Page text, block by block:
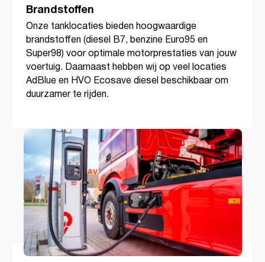
Brandstoffen
Onze tanklocaties bieden hoogwaardige
brandstoffen (diesel B7, benzine Euro95 en
Super98) voor optimale motorprestaties van jouw
voertuig. Daarnaast hebben wij op veel locaties
AdBlue en HVO Ecosave diesel beschikbaar om
duurzamer te rijden.